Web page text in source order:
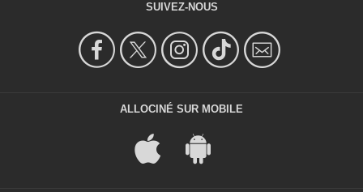
SUIVEZ-NOUS
ALLOCINÉ SUR MOBILE